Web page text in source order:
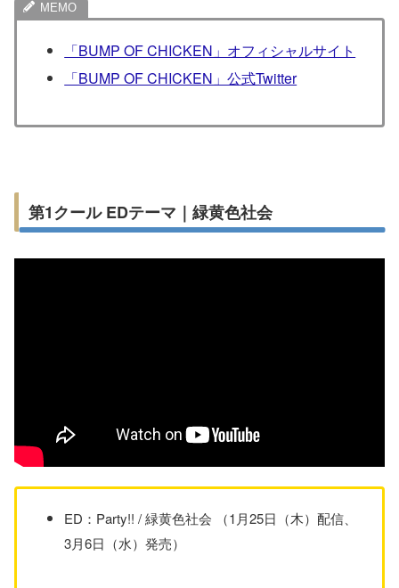
「BUMP OF CHICKEN」オフィシャルサイト
「BUMP OF CHICKEN」公式Twitter
第1クール EDテーマ｜緑黄色社会
ED：Party!! / 緑黄色社会 （1月25日（木）配信、
3月6日（水）発売）